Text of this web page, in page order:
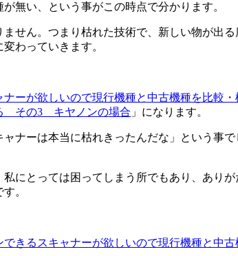
無い、という事がこの時点で分かります。
せん。つまり枯れた技術で、新しい物が出
わっていきます。
ナーが欲しいので現行機種と中古機種を比
その3 キヤノンの場合 」になります。
ナーは本当に枯れきったんだな」という事
にとっては困ってしまう所でもあり、あり
。
できるスキャナーが欲しいので現行機種と